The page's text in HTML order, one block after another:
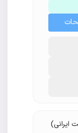
ایرانی)